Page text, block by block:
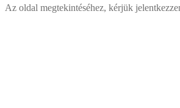
Az oldal megtekintéséhez, kérjük